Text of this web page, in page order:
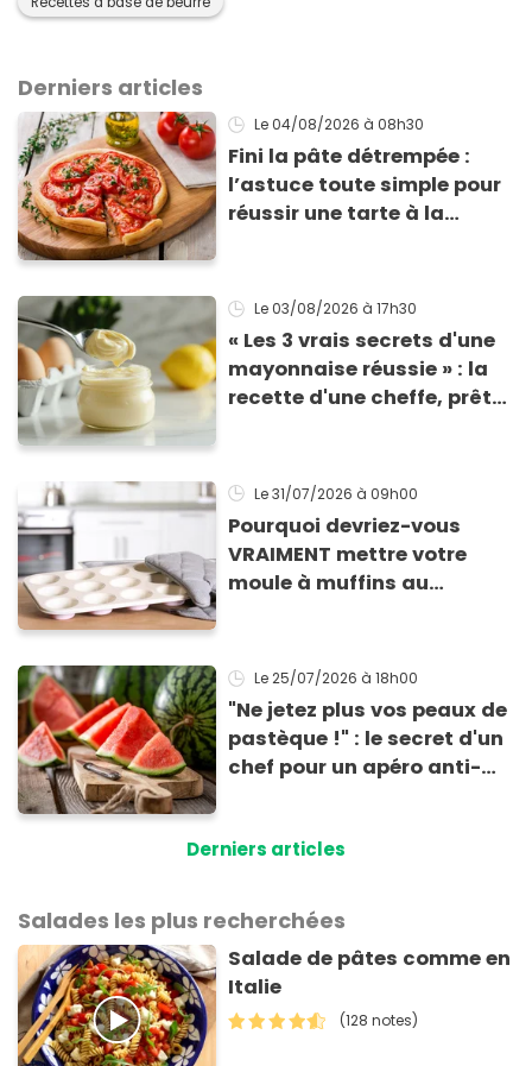
Derniers articles
Le 04/08/2026 à 08h30
Fini la pâte détrempée :
l’astuce toute simple pour
réussir une tarte à la
Le 03/08/2026 à 17h30
« Les 3 vrais secrets d'une
mayonnaise réussie » : la
recette d'une cheffe, prête
Le 31/07/2026 à 09h00
Pourquoi devriez-vous
VRAIMENT mettre votre
moule à muffins au
!
Le 25/07/2026 à 18h00
"Ne jetez plus vos peaux de
pastèque !" : le secret d'un
chef pour un apéro anti-
Derniers articles
Salades les plus recherchées
Salade de pâtes comme en
Italie
(128 notes)